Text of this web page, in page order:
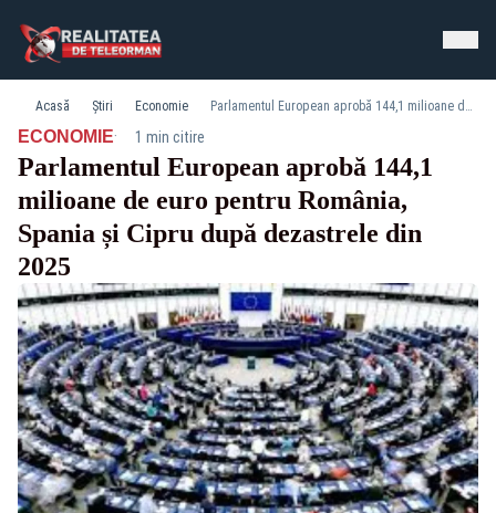
Acasă Știri Economie Parlamentul European aprobă 144,1 milioane de euro pentru România, Spania și Cipru după dezastrele din 2025
ECONOMIE· 1 min citire
Parlamentul European aprobă 144,1
milioane de euro pentru România,
Spania și Cipru după dezastrele din
2025